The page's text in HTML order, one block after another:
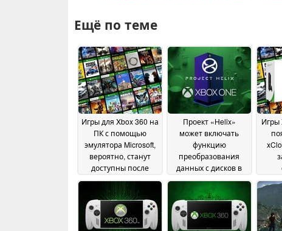
Ещё по теме
Игры для Xbox 360 на
ПК с помощью
эмулятора Microsoft,
вероятно, станут
доступны после
обнаружения
данных в ходе
датамина24 July 2026
Проект «Helix»
может включать
функцию
преобразования
данных с дисков в
цифровой формат,
что даст новой
консоли Xbox
преимущество
перед PS6
02 July 2026
Игры